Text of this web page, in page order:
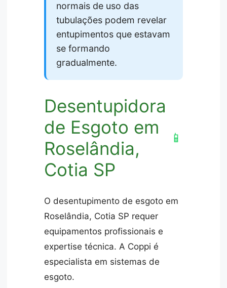
normais de uso das
tubulações podem revelar
entupimentos que estavam
se formando
gradualmente.
Desentupidora
de Esgoto em
Roselândia,
Cotia SP
📱
O desentupimento de esgoto em
Roselândia, Cotia SP requer
equipamentos profissionais e
expertise técnica. A Coppi é
especialista em sistemas de
esgoto.